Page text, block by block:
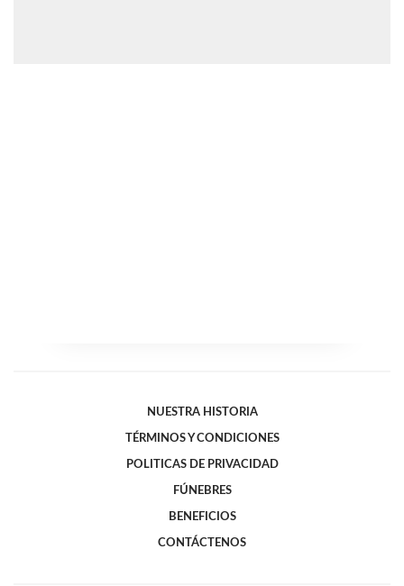
NUESTRA HISTORIA
TÉRMINOS Y CONDICIONES
POLITICAS DE PRIVACIDAD
FÚNEBRES
BENEFICIOS
CONTÁCTENOS